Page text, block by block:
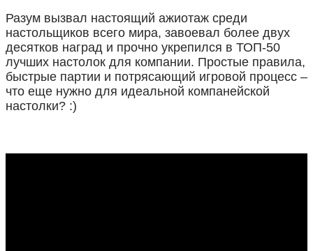
Разум вызвал настоящий ажиотаж среди
настольщиков всего мира, завоевал более двух
десятков наград и прочно укрепился в ТОП-50
лучших настолок для компании. Простые правила,
быстрые партии и потрясающий игровой процесс –
что еще нужно для идеальной компанейской
настолки? :)